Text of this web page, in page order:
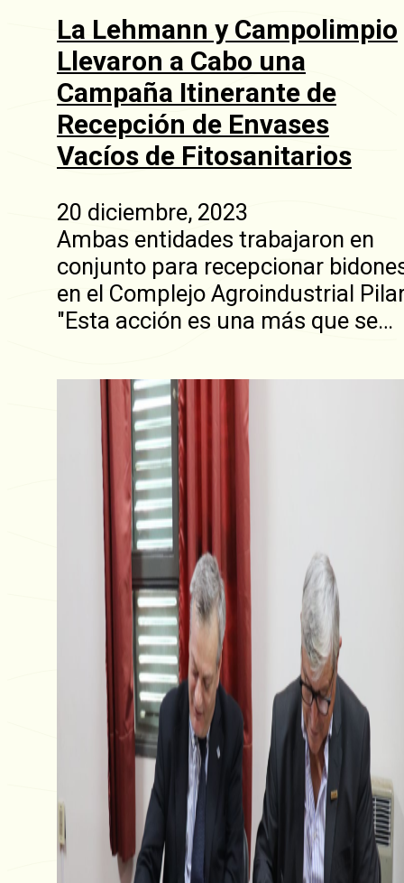
La Lehmann y Campolimpio
Llevaron a Cabo una
Campaña Itinerante de
Recepción de Envases
Vacíos de Fitosanitarios
20 diciembre, 2023
Ambas entidades trabajaron en
conjunto para recepcionar
en el Complejo Agroindustrial
"Esta acción es una más que se…